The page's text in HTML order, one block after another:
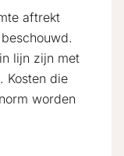
aftrekt
lijn zijn met
Kosten die
worden